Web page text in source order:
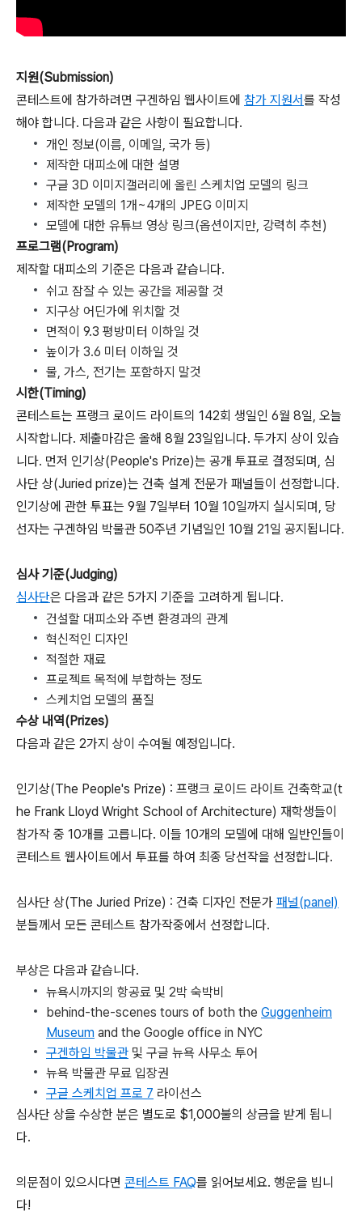
지원(Submission)
콘테스트에 참가하려면 구겐하임 웹사이트에 참가 지원서를 작성
해야 합니다. 다음과 같은 사항이 필요합니다.
개인 정보(이름, 이메일, 국가 등)
제작한 대피소에 대한 설명
구글 3D 이미지갤러리에 올린 스케치업 모델의 링크
제작한 모델의 1개~4개의 JPEG 이미지
모델에 대한 유튜브 영상 링크(옵션이지만, 강력히 추천)
프로그램(Program)
제작할 대피소의 기준은 다음과 같습니다.
쉬고 잠잘 수 있는 공간을 제공할 것
지구상 어딘가에 위치할 것
면적이 9.3 평방미터 이하일 것
높이가 3.6 미터 이하일 것
물, 가스, 전기는 포함하지 말것
시한(Timing)
콘테스트는 프랭크 로이드 라이트의 142회 생일인 6월 8일, 오늘
시작합니다. 제출마감은 올해 8월 23일입니다. 두가지 상이 있습
니다. 먼저 인기상(People's Prize)는 공개 투표로 결정되며, 심
사단 상(Juried prize)는 건축 설계 전문가 패널들이 선정합니다.
인기상에 관한 투표는 9월 7일부터 10월 10일까지 실시되며, 당
선자는 구겐하임 박물관 50주년 기념일인 10월 21일 공지됩니다.
심사 기준(Judging)
심사단은 다음과 같은 5가지 기준을 고려하게 됩니다.
건설할 대피소와 주변 환경과의 관계
혁신적인 디자인
적절한 재료
프로젝트 목적에 부합하는 정도
스케치업 모델의 품질
수상 내역(Prizes)
다음과 같은 2가지 상이 수여될 예정입니다.
인기상(The People's Prize) : 프랭크 로이드 라이트 건축학교(t
he Frank Lloyd Wright School of Architecture) 재학생들이
참가작 중 10개를 고릅니다. 이들 10개의 모델에 대해 일반인들이
콘테스트 웹사이트에서 투표를 하여 최종 당선작을 선정합니다.
심사단 상(The Juried Prize) : 건축 디자인 전문가 패널(panel)
분들께서 모든 콘테스트 참가작중에서 선정합니다.
부상은 다음과 같습니다.
뉴욕시까지의 항공료 및 2박 숙박비
behind-the-scenes tours of both the Guggenheim
Museum and the Google office in NYC
구겐하임 박물관 및 구글 뉴욕 사무소 투어
뉴욕 박물관 무료 입장권
구글 스케치업 프로 7 라이선스
심사단 상을 수상한 분은 별도로 $1,000불의 상금을 받게 됩니
다.
의문점이 있으시다면 콘테스트 FAQ를 읽어보세요. 행운을 빕니
다!